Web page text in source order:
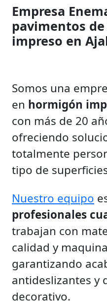
Empresa
pavimentos
impreso en
Somos una
en hormigón
con más de 20
ofreciendo
totalmente
tipo de
Nuestro equipo
profesionales
trabajan con
calidad y
garantizando
antideslizantes y
decorativo.